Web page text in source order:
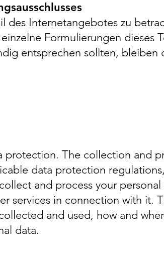
des Internetangebotes zu
Formulierungen dieses
entsprechen sollten, bleiben
The collection and
data protection
and process your
services in connection with it.
and used, how and
data.